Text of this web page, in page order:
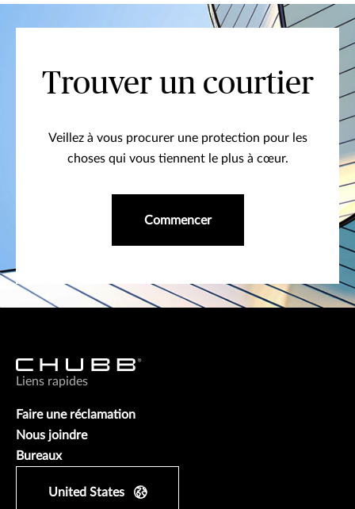
Trouver un courtier
Veillez à vous procurer une protection pour les
choses qui vous tiennent le plus à cœur.
Commencer
Liens rapides
Faire une réclamation
Nous joindre
Bureaux
United States